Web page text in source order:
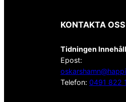
KONTAKTA OSS
Tidningen Innehåll
Epost:
Telefon: 0491 822